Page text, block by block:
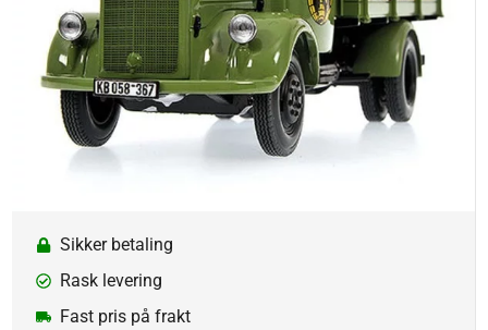
Sikker betaling
Rask levering
Fast pris på frakt